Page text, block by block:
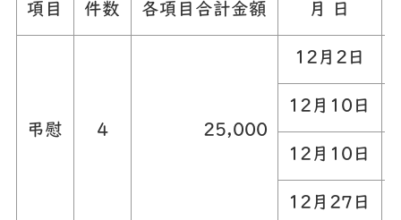
項目 件数 各項目合計金額 月 日
弔慰 4 25,000
12月2日
12月10日
12月10日
12月27日